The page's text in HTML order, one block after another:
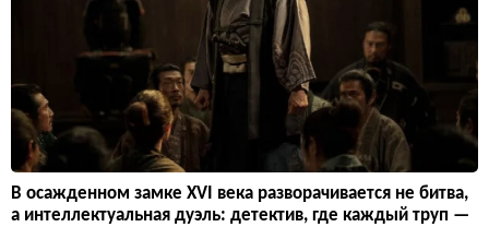
В осажденном замке XVI века разворачивается не битва,
а интеллектуальная дуэль: детектив, где каждый труп —